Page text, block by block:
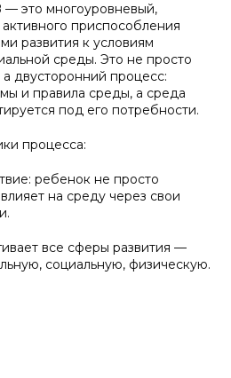
это многоуровневый,
приспособления
развития к условиям
среды. Это не просто
двусторонний процесс:
и правила среды, а среда
под его потребности.
процесса:
ребенок не просто
на среду через свои
все сферы развития —
социальную, физическую.